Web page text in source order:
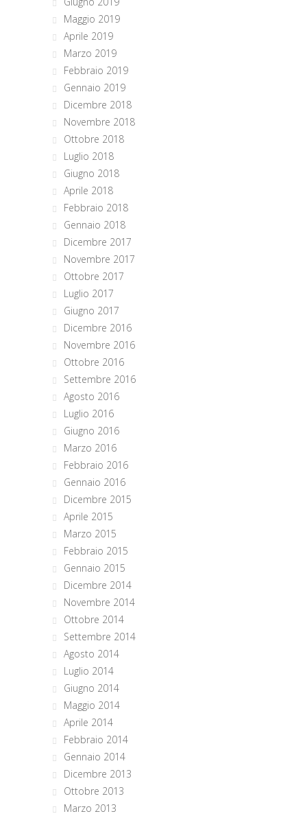
Maggio 2019
Aprile 2019
Marzo 2019
Febbraio 2019
Gennaio 2019
Dicembre 2018
Novembre 2018
Ottobre 2018
Luglio 2018
Giugno 2018
Aprile 2018
Febbraio 2018
Gennaio 2018
Dicembre 2017
Novembre 2017
Ottobre 2017
Luglio 2017
Giugno 2017
Dicembre 2016
Novembre 2016
Ottobre 2016
Settembre 2016
Agosto 2016
Luglio 2016
Giugno 2016
Marzo 2016
Febbraio 2016
Gennaio 2016
Dicembre 2015
Aprile 2015
Marzo 2015
Febbraio 2015
Gennaio 2015
Dicembre 2014
Novembre 2014
Ottobre 2014
Settembre 2014
Agosto 2014
Luglio 2014
Giugno 2014
Maggio 2014
Aprile 2014
Febbraio 2014
Gennaio 2014
Dicembre 2013
Ottobre 2013
Marzo 2013